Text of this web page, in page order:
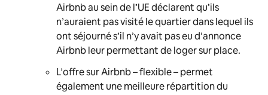
Airbnb au sein de l’UE déclarent qu’ils
n’auraient pas visité le quartier dans lequel ils
ont séjourné s’il n’y avait pas eu d’annonce
Airbnb leur permettant de loger sur place.
L’offre sur Airbnb – flexible – permet
également une meilleure répartition du